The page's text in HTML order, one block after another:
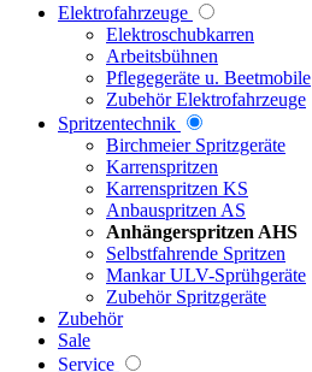
Elektrofahrzeuge
Elektroschubkarren
Arbeitsbühnen
Pflegegeräte u. Beetmobile
Zubehör Elektrofahrzeuge
Spritzentechnik
Birchmeier Spritzgeräte
Karrenspritzen
Karrenspritzen KS
Anbauspritzen AS
Anhängerspritzen AHS
Selbstfahrende Spritzen
Mankar ULV-Sprühgeräte
Zubehör Spritzgeräte
Zubehör
Sale
Service